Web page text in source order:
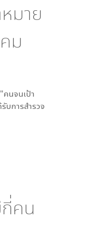
มาย
ม
นจนเป้า
บการสำรวจ
คน